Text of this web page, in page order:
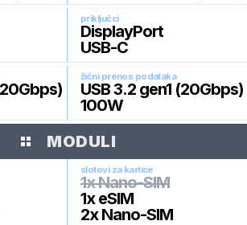
priključci
DisplayPort
USB-C
žični prenos podataka
USB 3.2 gen1 (20Gbps)
100W
MODULI
slotovi za kartice
1x Nano-SIM
1x eSIM
2x Nano-SIM